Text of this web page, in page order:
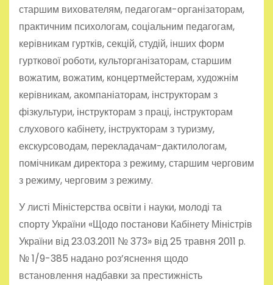
старшим вихователям, педагогам-організаторам,
практичним психологам, соціальним педагогам,
керівникам гуртків, секцій, студій, інших форм
гурткової роботи, культорганізаторам, старшим
вожатим, вожатим, концертмейстерам, художнім
керівникам, акомпаніаторам, інструкторам з
фізкультури, інструкторам з праці, інструкторам
слухового кабінету, інструкторам з туризму,
екскурсоводам, перекладачам-дактилологам,
помічникам директора з режиму, старшим черговим
з режиму, черговим з режиму.
У листі Міністерства освіти і науки, молоді та
спорту України «Щодо постанови Кабінету Міністрів
України від 23.03.2011 № 373» від 25 травня 2011 р.
№ 1/9-385 надано роз’яснення щодо
встановлення надбавки за престижність